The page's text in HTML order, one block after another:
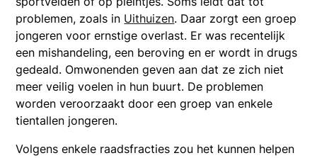
problemen, zoals in Uithuizen. Daar zorgt een groep
jongeren voor ernstige overlast. Er was recentelijk
een mishandeling, een beroving en er wordt in drugs
gedeald. Omwonenden geven aan dat ze zich niet
meer veilig voelen in hun buurt. De problemen
worden veroorzaakt door een groep van enkele
tientallen jongeren.
Volgens enkele raadsfracties zou het kunnen helpen